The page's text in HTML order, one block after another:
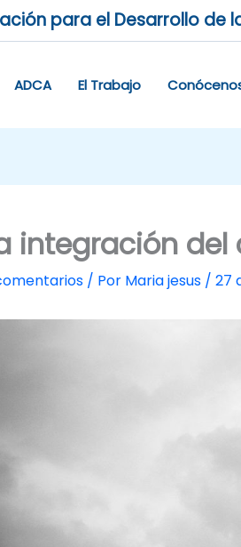
para el Desarrollo de
ADCA El Trabajo
integración
/ Por Maria jesus / 27